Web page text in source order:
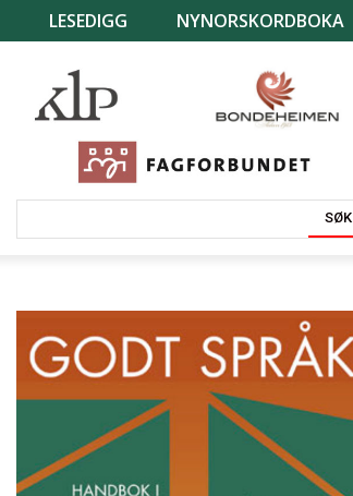
LESEDIGG NYNORSKORDBOKA
SØK